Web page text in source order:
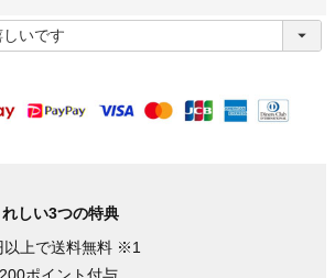
しい3つの特典
以上で送料無料 ※1